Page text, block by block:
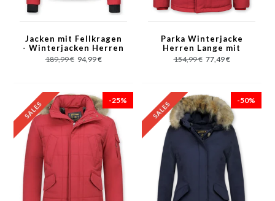
Jacken mit Fellkragen
- Winterjacken Herren
Kurze - Große
Pelzkragen - Rot
189,99 € 94,99 €
Parka Winterjacke
Herren Lange mit
Fellkragen - Parka
Karo - Rot
154,99 € 77,49 €
-25% -50%